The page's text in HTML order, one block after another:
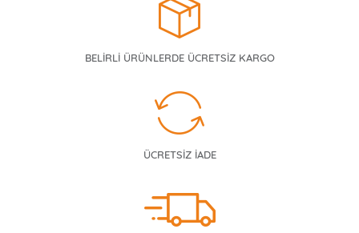
BELİRLİ ÜRÜNLERDE ÜCRETSİZ KARGO
ÜCRETSİZ İADE